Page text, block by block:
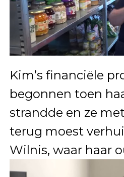
Kim’s financiële
begonnen toen
strandde en ze
terug moest
Wilnis, waar haar